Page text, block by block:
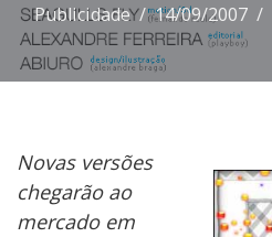
Publicidade 14/09/2007
Novas versões
chegarão ao
mercado em